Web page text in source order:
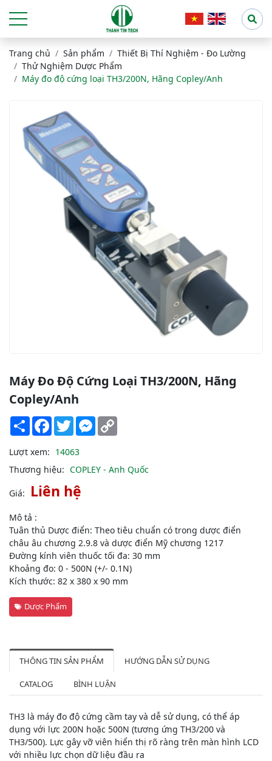
Trang chủ Sản phẩm
Thiết Bị Thí Nghiệm - Đo Lường
Thử Nghiệm Dược Phẩm
Máy đo độ cứng loại TH3/200N, Hãng Copley/Anh
Máy Đo Độ Cứng Loại TH3/200N, Hãng
Copley/Anh
Share Facebook
TwitterMessenger
Lượt xem: 14063
Thương hiệu: COPLEY - Anh Quốc
Giá: Liên hệ
Mô tả :
Tuân thủ Dược điển: Theo tiêu chuẩn có trong dược điển
châu âu chương 2.9.8 và dược điển Mỹ chương 1217
Đường kính viên thuốc tối đa: 30 mm
Khoảng đo: 0 - 500N (+/- 0.1N)
Kích thước: 82 x 380 x 90 mm
Dược Phẩm
THÔNG TIN SẢN PHẨM HƯỚNG DẪN SỬ DỤNG
CATALOG BÌNH LUẬN
TH3 là máy đo độ cứng cầm tay và dễ sử dụng, có thể áp
dụng với lực 200N hoặc 500N (tương ứng TH3/200 và
TH3/500). Lực gây vỡ viên hiển thị rõ ràng trên màn hình LCD
với nhiều lực chọn dữ liệu đầu ra